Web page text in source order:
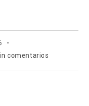
comentarios